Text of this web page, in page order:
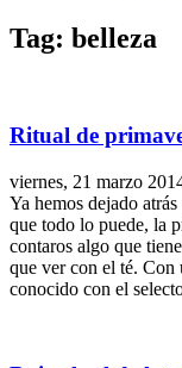
Tag: belleza
Ritual de
viernes, 21 marzo
Ya hemos dejado
que todo lo puede, la
contaros algo que
que ver con el té. Con
conocido con el